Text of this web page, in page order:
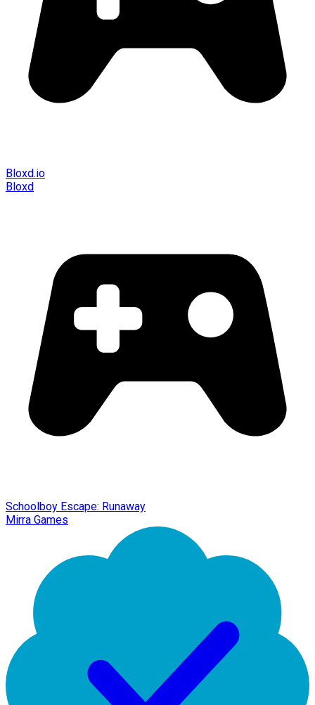
Bloxd.io
Bloxd
Schoolboy Escape: Runaway
Mirra Games